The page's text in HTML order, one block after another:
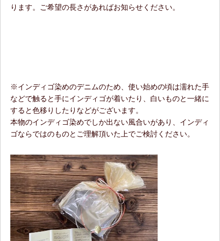
ります。ご希望の長さがあればお知らせください。
※インディゴ染めのデニムのため、使い始めの頃は濡れた手
などで触ると手にインディゴが着いたり、白いものと一緒に
すると色移りしたりなどがございます。
本物のインディゴ染めでしか出ない風合いがあり、インディ
ゴならではのものとご理解頂いた上でご検討ください。